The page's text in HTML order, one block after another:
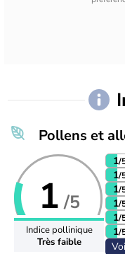
Pollens et
1 /5
Indice pollinique
Très faible
1/
1/
1/
1/
1/
1/